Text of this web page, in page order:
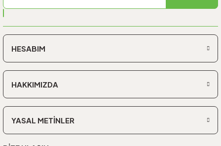
HESABIM
HAKKIMIZDA
YASAL METİNLER